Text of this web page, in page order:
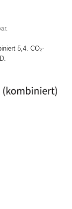
5,4. CO₂-